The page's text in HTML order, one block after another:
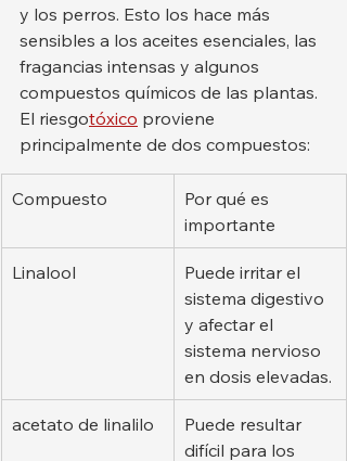
y los perros. Esto los hace más
sensibles a los aceites esenciales, las
fragancias intensas y algunos
compuestos químicos de las plantas.
El riesgotóxico proviene
principalmente de dos compuestos:
Compuesto
Por qué es
importante
Linalool
Puede irritar el
sistema digestivo
y afectar el
sistema nervioso
en dosis elevadas.
acetato de linalilo
Puede resultar
difícil para los